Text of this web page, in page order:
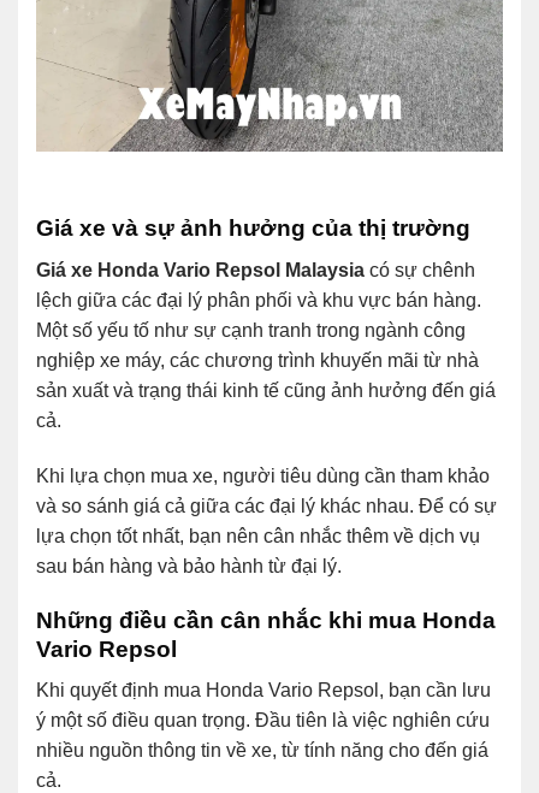
Giá xe và sự ảnh hưởng của thị trường
Giá xe Honda Vario Repsol Malaysia có sự chênh
lệch giữa các đại lý phân phối và khu vực bán hàng.
Một số yếu tố như sự cạnh tranh trong ngành công
nghiệp xe máy, các chương trình khuyến mãi từ nhà
sản xuất và trạng thái kinh tế cũng ảnh hưởng đến giá
cả.
Khi lựa chọn mua xe, người tiêu dùng cần tham khảo
và so sánh giá cả giữa các đại lý khác nhau. Để có sự
lựa chọn tốt nhất, bạn nên cân nhắc thêm về dịch vụ
sau bán hàng và bảo hành từ đại lý.
Những điều cần cân nhắc khi mua Honda
Vario Repsol
Khi quyết định mua Honda Vario Repsol, bạn cần lưu
ý một số điều quan trọng. Đầu tiên là việc nghiên cứu
nhiều nguồn thông tin về xe, từ tính năng cho đến giá
cả.